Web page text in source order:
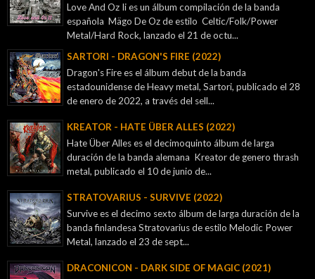
Love And Oz Ii es un álbum compilación de la banda
española Mägo De Oz de estilo Celtic/Folk/Power
Metal/Hard Rock, lanzado el 21 de octu...
SARTORI - DRAGON'S FIRE (2022)
Dragon's Fire es el álbum debut de la banda
estadounidense de Heavy metal, Sartori, publicado el 28
de enero de 2022, a través del sell...
KREATOR - ‎HATE ÜBER ALLES (2022)
Hate Über Alles es el decimoquinto álbum de larga
duración de la banda alemana Kreator de genero thrash
metal, publicado el 10 de junio de...
STRATOVARIUS - SURVIVE (2022)
Survive es el decimo sexto álbum de larga duración de la
banda finlandesa Stratovarius de estilo Melodic Power
Metal, lanzado el 23 de sept...
DRACONICON - DARK SIDE OF MAGIC (2021)